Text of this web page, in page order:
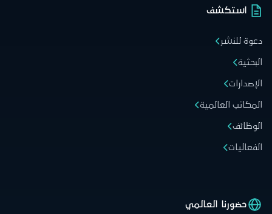
استكشف
دعوة للنشر
البحثية
الإصدارات
المكاتب العالمية
الوظائف
الفعاليات
حضورنا العالمي